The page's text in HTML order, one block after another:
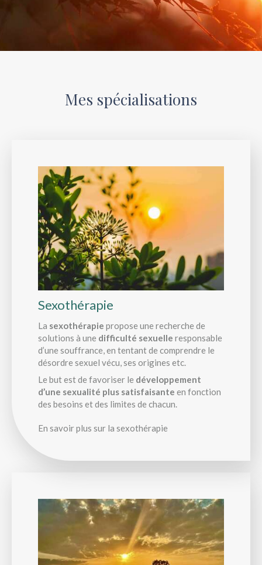
Mes spécialisations
Sexothérapie
La sexothérapie propose une recherche de
solutions à une difficulté sexuelle responsable
d’une souffrance, en tentant de comprendre le
désordre sexuel vécu, ses origines etc.
Le but est de favoriser le développement
d’une sexualité plus satisfaisante en fonction
des besoins et des limites de chacun.
En savoir plus sur la sexothérapie